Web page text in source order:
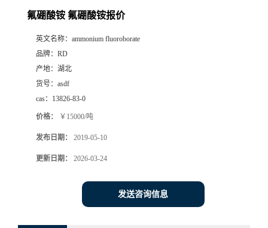
氟硼酸铵 氟硼酸铵报价
英文名称： ammonium fluoroborate
品牌： RD
产地： 湖北
货号： asdf
cas： 13826-83-0
价格： ￥15000/吨
发布日期： 2019-05-10
更新日期： 2026-03-24
发送咨询信息